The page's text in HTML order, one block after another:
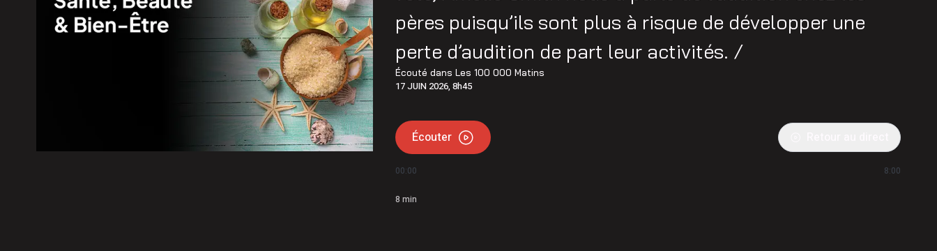
6 août 2026|« Au-delà des 96 M$, c’est l’humain qui est important » : Vincent Bourassa raconte les
débuts de Matthew Bergeron
6 août 2026|Le service d’accouchement suspendu cinq jours à l’Hôtel-Dieu d’Arthabaskapères puisqu’ils sont plus à risque de développer une
perte d’audition de part leur activités. /
Écouté dansLes 100 000 Matins
17 JUIN 2026, 8h45
Écouter
00:00 8:00
8 min